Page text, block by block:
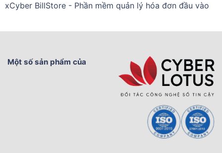
xCyber BillStore - Phần mềm quản lý hóa đơn đầu vào
Một số sản phẩm của